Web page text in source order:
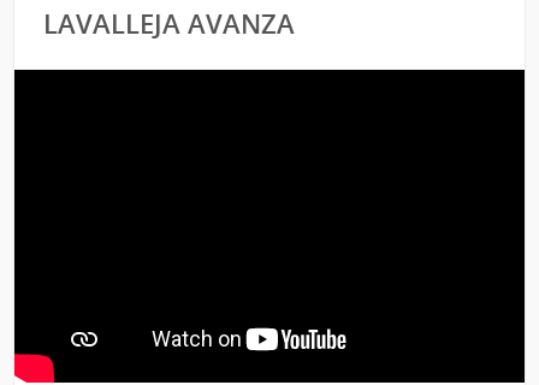
LAVALLEJA AVANZA